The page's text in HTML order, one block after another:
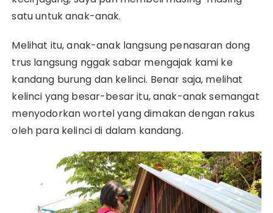
satu untuk anak-anak.
Melihat itu, anak-anak langsung penasaran dong
trus langsung nggak sabar mengajak kami ke
kandang burung dan kelinci. Benar saja, melihat
kelinci yang besar-besar itu, anak-anak semangat
menyodorkan wortel yang dimakan dengan rakus
oleh para kelinci di dalam kandang.